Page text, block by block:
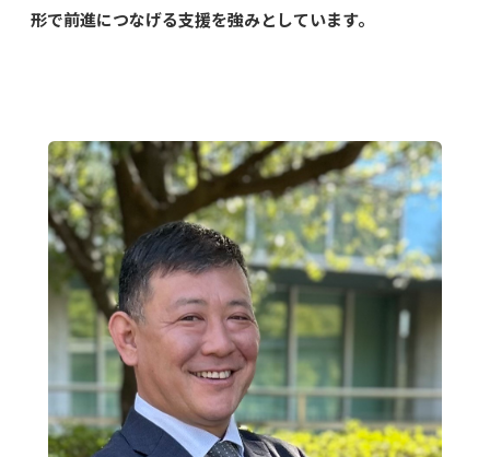
形で前進につなげる⽀援を強みとしています。